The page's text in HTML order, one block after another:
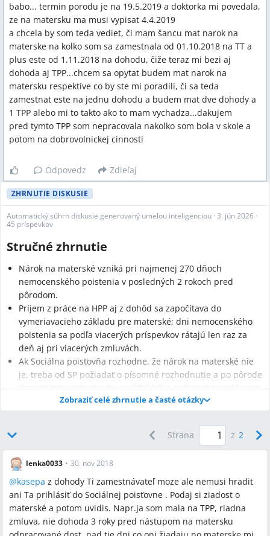
babo... termin porodu je na 19.5.2019 a doktorka mi povedala,
ze na matersku ma musi vypisat 4.4.2019
a chcela by som teda vediet, či mam šancu mat narok na
materske na kolko som sa zamestnala od 01.10.2018 na TT a
plus este od 1.11.2018 na dohodu, čiže teraz mi bezi aj
dohoda aj TPP...chcem sa opytat budem mat narok na
matersku respektíve co by ste mi poradili, či sa teda
zamestnat este na jednu dohodu a budem mat dve dohody a
1 TPP alebo mi to takto ako to mam vychadza...dakujem
pred tymto TPP som nepracovala nakolko som bola v skole a
potom na dobrovolnickej cinnosti
Odpovedz Zdieľaj
ZHRNUTIE DISKUSIE
Automatický súhrn diskusie generovaný umelou inteligenciou · 3. jún 2026 ·
45 príspevkov
Stručné zhrnutie
Nárok na materské vzniká pri najmenej 270 dňoch
nemocenského poistenia v posledných 2 rokoch pred
pôrodom.
Príjem z práce na HPP aj z dohôd sa započítava do
vymeriavacieho základu pre materské; dni nemocenského
poistenia sa podľa viacerých príspevkov rátajú len raz za
deň aj pri viacerých zmluvách.
Ak Sociálna poisťovňa rozhodne, že nárok na materské nie
je, treba od SP požiadať o písomné rozhodnutie a po pôrode
nižšieho rodičovského príspevku a sociálnych dávok.
Najčastejšie otázky
Q:Koľko dní nemocenského poistenia potrebujem na nárok na
materské?
A:Potrebujete najmenej 270 dní nemocenského poistenia v
posledných 2 rokoch pred pôrodom.
Zobraziť celé zhrnutie a časté otázky
Strana z 2
lenka0033 • 30. nov 2018
@kasepa z dohody Ti zamestnávateľ moze ale nemusi hradit
ani Ta prihlásiť do Sociálnej poisťovne . Podaj si ziadost o
materské a potom uvidis. Napr.ja som mala na TPP, riadna
zmluva, nie dohoda 3 roky pred nástupom na matersku